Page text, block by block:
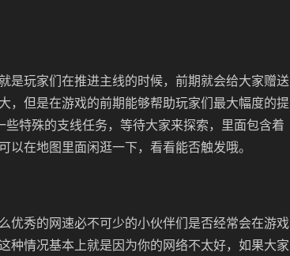
是玩家们在推进主线的时候，前期就会给大家赠送
，但是在游戏的前期能够帮助玩家们最大幅度的提
特殊的支线任务，等待大家来探索，里面包含着
在地图里面闲逛一下，看看能否触发哦。
优秀的网速必不可少的小伙伴们是否经常会在游戏
种情况基本上就是因为你的网络不太好，如果大家